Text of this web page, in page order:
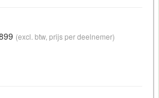
(excl. btw, prijs per deelnemer)